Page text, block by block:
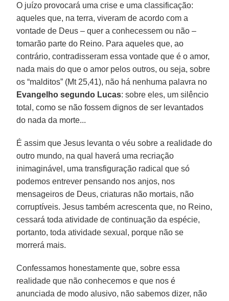
O juízo provocará uma crise e uma classificação:
aqueles que, na terra, viveram de acordo com a
vontade de Deus – quer a conhecessem ou não –
tomarão parte do Reino. Para aqueles que, ao
contrário, contradisseram essa vontade que é o amor,
nada mais do que o amor pelos outros, ou seja, sobre
os “malditos” (Mt 25,41), não há nenhuma palavra no
Evangelho segundo Lucas: sobre eles, um silêncio
total, como se não fossem dignos de ser levantados
do nada da morte...
É assim que Jesus levanta o véu sobre a realidade do
outro mundo, na qual haverá uma recriação
inimaginável, uma transfiguração radical que só
podemos entrever pensando nos anjos, nos
mensageiros de Deus, criaturas não mortais, não
corruptíveis. Jesus também acrescenta que, no Reino,
cessará toda atividade de continuação da espécie,
portanto, toda atividade sexual, porque não se
morrerá mais.
Confessamos honestamente que, sobre essa
realidade que não conhecemos e que nos é
anunciada de modo alusivo, não sabemos dizer, não